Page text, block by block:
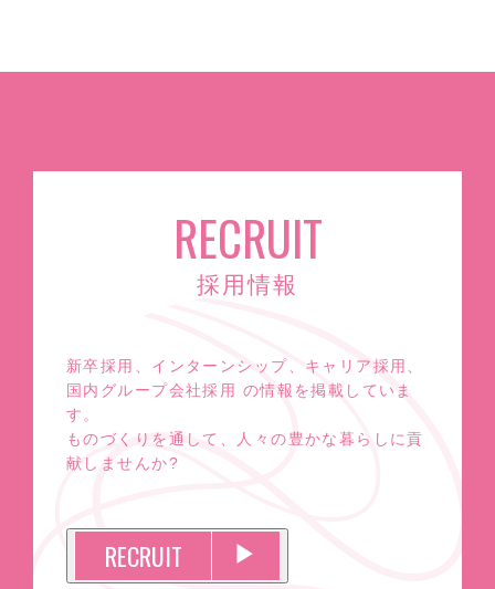
RECRUIT
採用情報
新卒採用、インターンシップ、キャリア採用、
国内グループ会社採用 の情報を掲載していま
す。
ものづくりを通して、人々の豊かな暮らしに貢
献しませんか?
RECRUIT ▶︎